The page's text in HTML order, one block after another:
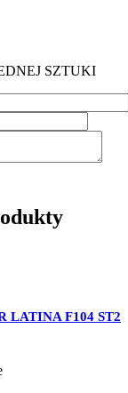
SZTUKI
LATINA F104 ST2